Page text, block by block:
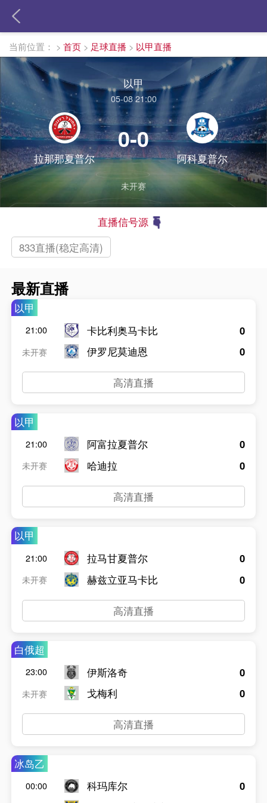
当前位置： > 首页 > 足球直播 > 以甲直播
以甲
05-08 21:00
拉那那夏普尔
0-0
阿科夏普尔
未开赛
直播信号源
833直播(稳定高清)
最新直播
以甲
21:00
未开赛
卡比利奥马卡比
伊罗尼莫迪恩
0
0
高清直播
以甲
21:00
未开赛
阿富拉夏普尔
哈迪拉
0
0
高清直播
以甲
21:00
未开赛
拉马甘夏普尔
赫兹立亚马卡比
0
0
高清直播
白俄超
23:00
未开赛
伊斯洛奇
戈梅利
0
0
高清直播
冰岛乙
00:00
科玛库尔
0